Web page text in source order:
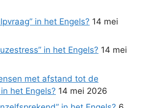
in het Engels? 14 mei
in het Engels? 14 mei
met afstand tot de
het Engels? 14 mei 2026